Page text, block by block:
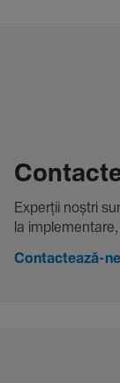
Experții noștri
la
Contactează-ne